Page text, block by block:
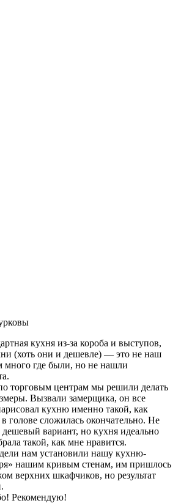
кухня из-за короба и выступов,
(хоть они и дешевле) — это не наш
где были, но не нашли
торговым центрам мы решили делать
Вызвали замерщика, он все
кухню именно такой, как
голове сложилась окончательно. Не
вариант, но кухня идеально
такой, как мне нравится.
нам установили нашу кухню-
нашим кривым стенам, им пришлось
верхних шкафчиков, но результат
Рекомендую!